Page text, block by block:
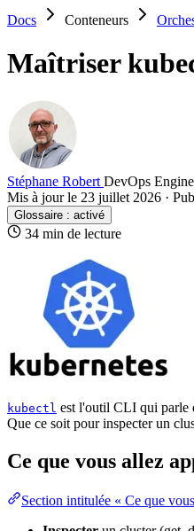
Docs Conteneurs
Maîtriser
Stéphane Robert DevOps
Mis à jour le 23 juillet 2026 ·
Glossaire : activé
34 min de lecture
kubectl est l'outil CLI qui parle
Que ce soit pour inspecter un
Ce que vous allez
Section intitulée « Ce que